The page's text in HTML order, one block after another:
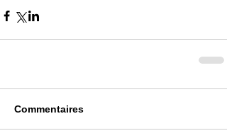
Commentaires